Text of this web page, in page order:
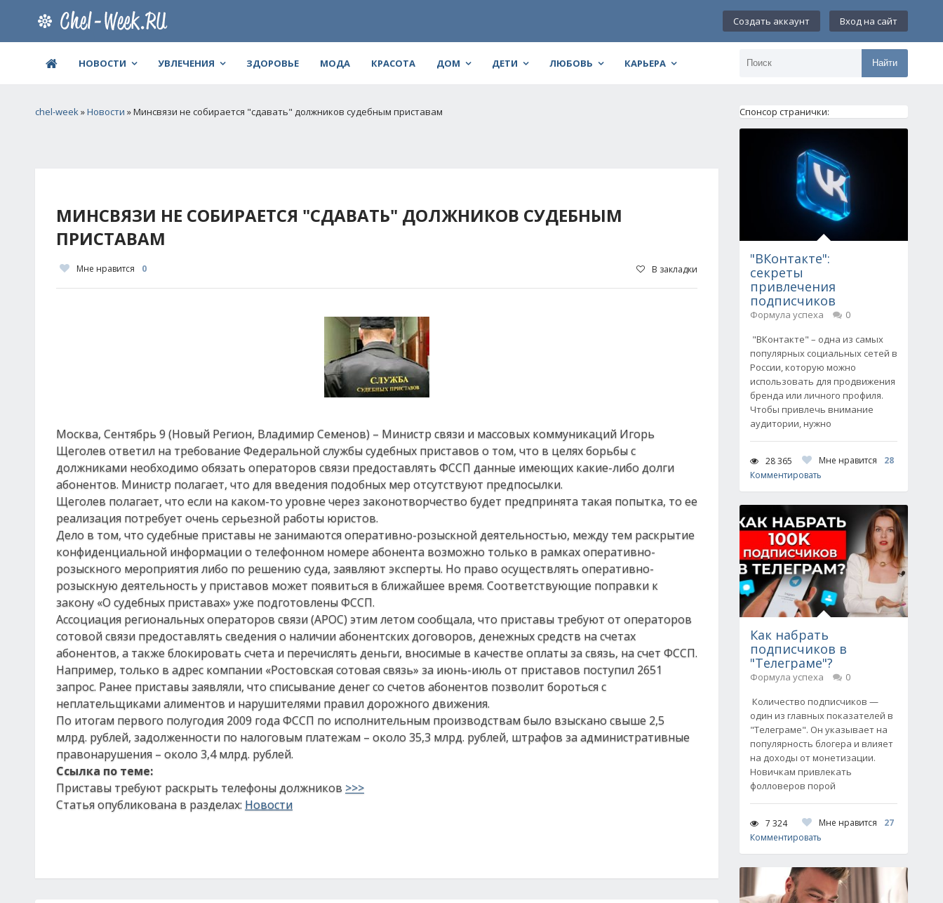
Создать аккаунт Вход на сайт
НОВОСТИ УВЛЕЧЕНИЯ ЗДОРОВЬЕ МОДА КРАСОТА ДОМ ДЕТИ ЛЮБОВЬ КАРЬЕРА Найти
chel-week»Новости » Минсвязи не собирается "сдавать" должников судебным приставам
МИНСВЯЗИ НЕ СОБИРАЕТСЯ "СДАВАТЬ" ДОЛЖНИКОВ СУДЕБНЫМ
ПРИСТАВАМ
Мне нравится 0 В закладки
Москва, Сентябрь 9 (Новый Регион, Владимир Семенов) – Министр связи и массовых коммуникаций Игорь
Щеголев ответил на требование Федеральной службы судебных приставов о том, что в целях борьбы с
должниками необходимо обязать операторов связи предоставлять ФССП данные имеющих какие-либо долги
абонентов. Министр полагает, что для введения подобных мер отсутствуют предпосылки.
Щеголев полагает, что если на каком-то уровне через законотворчество будет предпринята такая попытка, то ее
реализация потребует очень серьезной работы юристов.
Дело в том, что судебные приставы не занимаются оперативно-розыскной деятельностью, между тем раскрытие
конфиденциальной информации о телефонном номере абонента возможно только в рамках оперативно-
розыскного мероприятия либо по решению суда, заявляют эксперты. Но право осуществлять оперативно-
розыскную деятельность у приставов может появиться в ближайшее время. Соответствующие поправки к
закону «О судебных приставах» уже подготовлены ФССП.
Ассоциация региональных операторов связи (АРОС) этим летом сообщала, что приставы требуют от операторов
сотовой связи предоставлять сведения о наличии абонентских договоров, денежных средств на счетах
абонентов, а также блокировать счета и перечислять деньги, вносимые в качестве оплаты за связь, на счет ФССП.
Например, только в адрес компании «Ростовская сотовая связь» за июнь-июль от приставов поступил 2651
запрос. Ранее приставы заявляли, что списывание денег со счетов абонентов позволит бороться с
неплательщиками алиментов и нарушителями правил дорожного движения.
По итогам первого полугодия 2009 года ФССП по исполнительным производствам было взыскано свыше 2,5
млрд. рублей, задолженности по налоговым платежам – около 35,3 млрд. рублей, штрафов за административные
правонарушения – около 3,4 млрд. рублей.
Ссылка по теме:
Приставы требуют раскрыть телефоны должников >>>
Статья опубликована в разделах: Новости
Спонсор странички:
"ВКонтакте":
секреты
привлечения
подписчиков
Формула успеха
0
"ВКонтакте" – одна из самых
популярных социальных сетей в
России, которую можно
использовать для продвижения
бренда или личного профиля.
Чтобы привлечь внимание
аудитории, нужно
28 365 Мне нравится
28
Комментировать
Как набрать
подписчиков в
"Телеграме"?
Формула успеха
0
Количество подписчиков —
один из главных показателей в
"Телеграме". Он указывает на
популярность блогера и влияет
на доходы от монетизации.
Новичкам привлекать
фолловеров порой
7 324 Мне нравится
27
Комментировать